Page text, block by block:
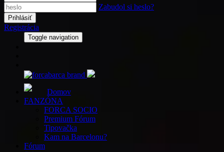
Zabudol si heslo?
Registrácia
Toggle navigation
Domov
FANZÓNA
FORCA SOCIO
Premium Fórum
Tipovačka
Kam na Barcelonu?
Fórum